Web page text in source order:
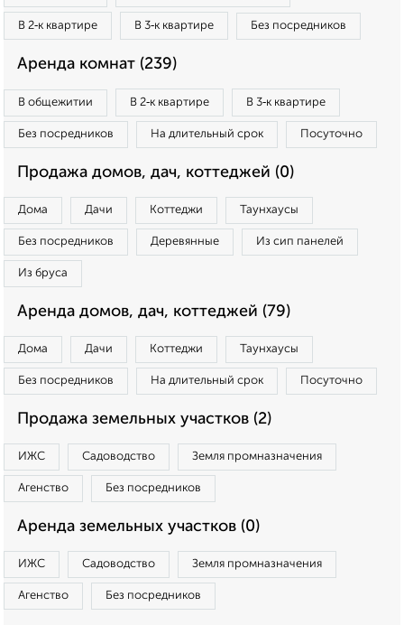
В 2‑к квартире В 3‑к квартире Без посредников
Аренда комнат (239)
В общежитии В 2‑к квартире В 3‑к квартире
Без посредников На длительный срок Посуточно
Продажа домов, дач, коттеджей (0)
Дома Дачи Коттеджи Таунхаусы
Без посредников Деревянные Из сип панелей
Из бруса
Аренда домов, дач, коттеджей (79)
Дома Дачи Коттеджи Таунхаусы
Без посредников На длительный срок Посуточно
Продажа земельных участков (2)
ИЖС Садоводство Земля промназначения
Агенство Без посредников
Аренда земельных участков (0)
ИЖС Садоводство Земля промназначения
Агенство Без посредников